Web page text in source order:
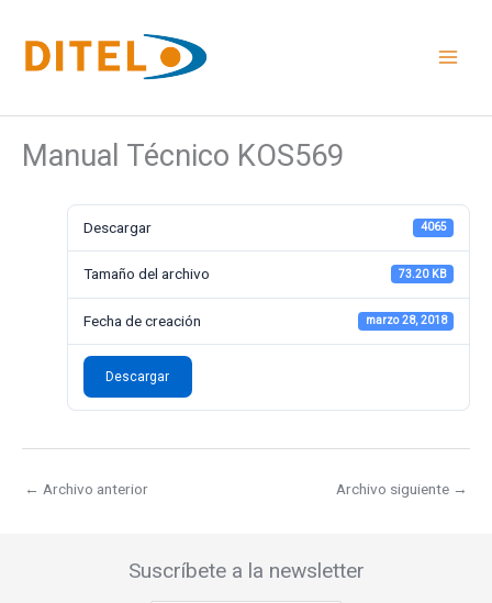
contenido
Manual Técnico KOS569
Descargar 4065
Tamaño del archivo 73.20 KB
Fecha de creación marzo 28, 2018
Descargar
← Archivo anterior Archivo siguiente →
Suscríbete a la newsletter